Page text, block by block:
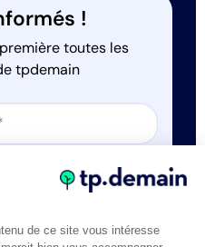
!
toutes les
tpdemain
utilise mes informations
de ce site vous intéresse